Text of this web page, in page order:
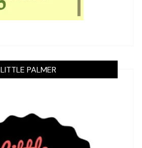
LITTLE PALMER